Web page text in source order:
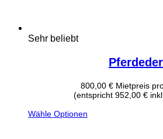
Sehr beliebt
800,00 €Mietpreis
(entspricht 952,00 €
Wähle Optionen